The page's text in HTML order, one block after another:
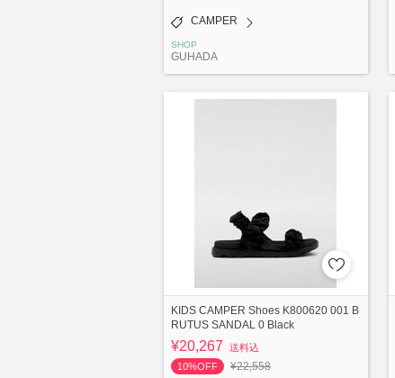
CAMPER
SHOP
GUHADA
KIDS CAMPER Shoes K800620 001 B
RUTUS SANDAL 0 Black
¥20,267
送料込
10%OFF
¥22,558